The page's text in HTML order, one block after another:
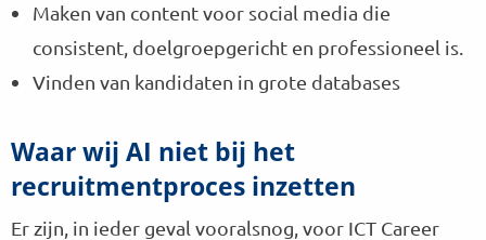
Maken van content voor social media die
consistent, doelgroepgericht en professioneel is.
Vinden van kandidaten in grote databases
Waar wij AI niet bij het
recruitmentproces inzetten
Er zijn, in ieder geval vooralsnog, voor ICT Career